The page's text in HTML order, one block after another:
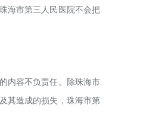
珠海市第三 人民医院不会把
内容不负责任。除珠海市
其造成的损失， 珠海市第